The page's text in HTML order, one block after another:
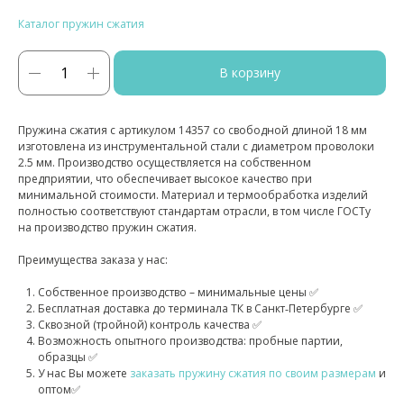
Каталог пружин сжатия
В корзину
Пружина сжатия с артикулом 14357 со свободной длиной 18 мм
изготовлена из инструментальной стали с диаметром проволоки
2.5 мм. Производство осуществляется на собственном
предприятии, что обеспечивает высокое качество при
минимальной стоимости. Материал и термообработка изделий
полностью соответствуют стандартам отрасли, в том числе ГОСТу
на производство пружин сжатия.
Преимущества заказа у нас:
Собственное производство – минимальные цены ✅
Бесплатная доставка до терминала ТК в Санкт‑Петербурге ✅
Сквозной (тройной) контроль качества ✅
Возможность опытного производства: пробные партии,
образцы ✅
У нас Вы можете заказать пружину сжатия по своим размерам и
оптом✅